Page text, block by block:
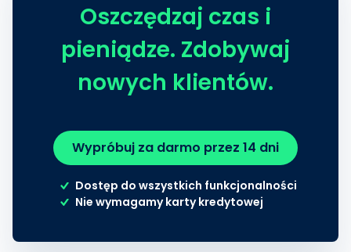
Oszczędzaj czas i
pieniądze. Zdobywaj
nowych klientów.
Wypróbuj za darmo przez 14 dni
Dostęp do wszystkich funkcjonalności
Nie wymagamy karty kredytowej